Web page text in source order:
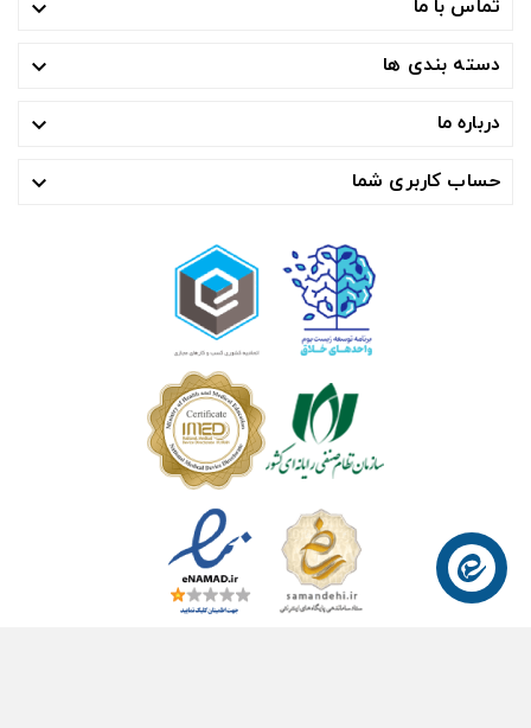
تماس با ما 
دسته بندی ها 
درباره ما 
حساب کاربری شما 